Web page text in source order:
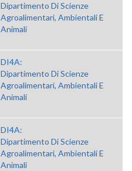
Dipartimento Di Scienze
Agroalimentari, Ambientali E
Animali
DI4A:
Dipartimento Di Scienze
Agroalimentari, Ambientali E
Animali
DI4A:
Dipartimento Di Scienze
Agroalimentari, Ambientali E
Animali